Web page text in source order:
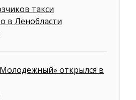
такси
в Ленобласти
открылся в